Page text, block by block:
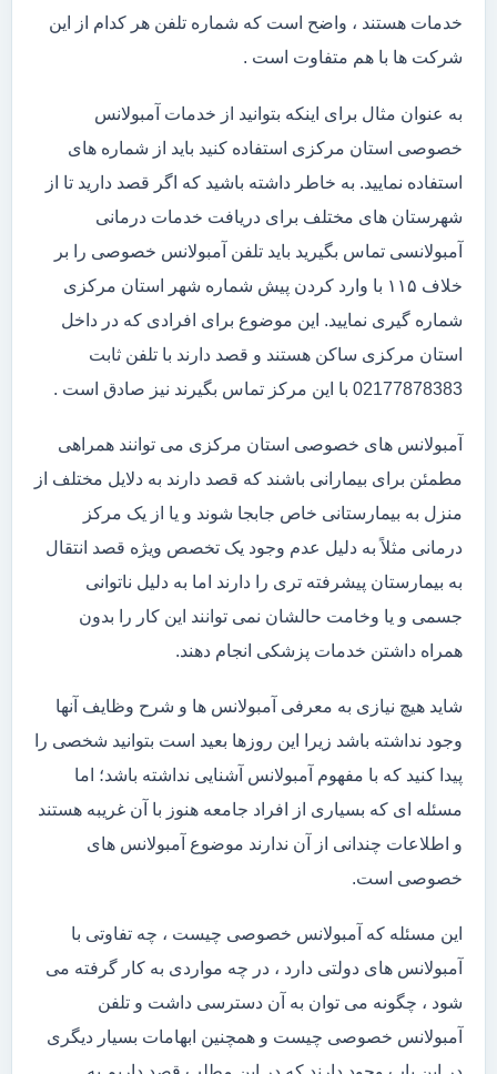
خدمات هستند ، واضح است که شماره تلفن هر کدام از این
شرکت ها با هم متفاوت است .
به عنوان مثال برای اینکه بتوانید از خدمات آمبولانس
خصوصی استان مرکزی استفاده کنید باید از شماره های
استفاده نمایید. به خاطر داشته باشید که اگر قصد دارید تا از
شهرستان های مختلف برای دریافت خدمات درمانی
آمبولانسی تماس بگیرید باید تلفن آمبولانس خصوصی را بر
خلاف ۱۱۵ با وارد کردن پیش شماره شهر استان مرکزی
شماره گیری نمایید. این موضوع برای افرادی که در داخل
استان مرکزی ساکن هستند و قصد دارند با تلفن ثابت
02177878383 با این مرکز تماس بگیرند نیز صادق است .
آمبولانس های خصوصی استان مرکزی می توانند همراهی
مطمئن برای بیمارانی باشند که قصد دارند به دلایل مختلف از
منزل به بیمارستانی خاص جابجا شوند و یا از یک مرکز
درمانی مثلاً به دلیل عدم وجود یک تخصص ویژه قصد انتقال
به بیمارستان پیشرفته تری را دارند اما به دلیل ناتوانی
جسمی و یا وخامت حالشان نمی توانند این کار را بدون
همراه داشتن خدمات پزشکی انجام دهند.
شاید هیچ نیازی به معرفی آمبولانس ها و شرح وظایف آنها
وجود نداشته باشد زیرا این روزها بعید است بتوانید شخصی را
پیدا کنید که با مفهوم آمبولانس آشنایی نداشته باشد؛ اما
مسئله ای که بسیاری از افراد جامعه هنوز با آن غریبه هستند
و اطلاعات چندانی از آن ندارند موضوع آمبولانس های
خصوصی است.
این مسئله که آمبولانس خصوصی چیست ، چه تفاوتی با
آمبولانس های دولتی دارد ، در چه مواردی به کار گرفته می
شود ، چگونه می توان به آن دسترسی داشت و تلفن
آمبولانس خصوصی چیست و همچنین ابهامات بسیار دیگری